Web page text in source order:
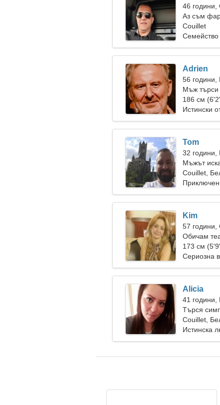
46 години,
Аз съм
Couillet
Семейство
Adrien
56 години,
Мъж търси
186 см
Истински
Tom
32 години,
Мъжът
Couillet,
Kim
57 години,
Обичам
173 см
Сериозна
Alicia
41 години,
Търся
Couillet,
Истинска